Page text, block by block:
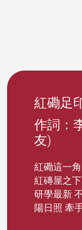
紅磡足
作詞：
友)
紅磡這一
紅磚屋之
研學最新
陽日照 牽